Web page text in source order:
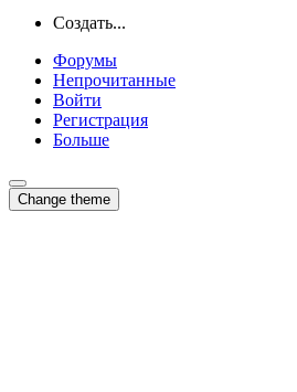
Создать...
Форумы
Непрочитанные
Войти
Регистрация
Больше
Change theme